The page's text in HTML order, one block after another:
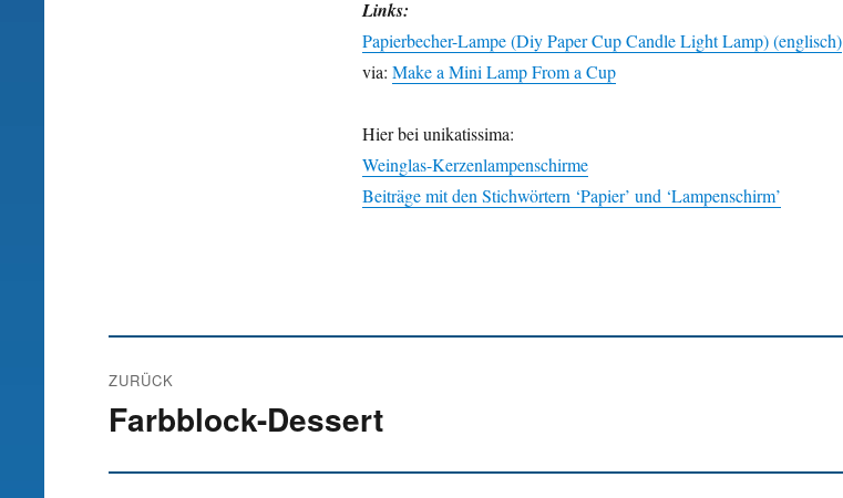
Links:
Papierbecher-Lampe (Diy Paper Cup Candle Light Lamp) (englisch)
via:Make a Mini Lamp From a Cup
Hier bei unikatissima:
Weinglas-Kerzenlampenschirme
Beiträge mit den Stichwörtern ‘Papier’ und ‘Lampenschirm’
Navigation
ZURÜCK
Vorheriger
Farbblock-Dessert